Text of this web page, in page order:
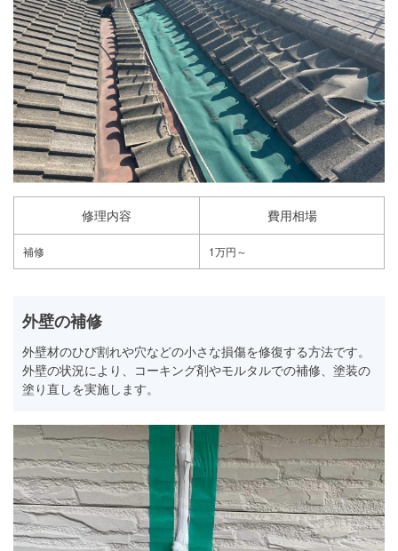
修理内容 費用相場
補修 1万円～
外壁の補修
外壁材のひび割れや穴などの小さな損傷を修復する方法です。
外壁の状況により、コーキング剤やモルタルでの補修、塗装の
塗り直しを実施します。